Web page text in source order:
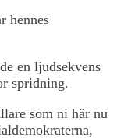
hennes
en ljudsekvens
spridning.
som ni här nu